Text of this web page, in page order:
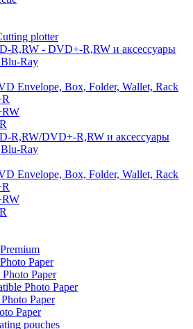
plotter
R,RW - DVD+-R,RW и аксессуары
Ray
Envelope, Box, Folder, Wallet, Rack
R,RW/DVD+-R,RW и аксессуары
Ray
Envelope, Box, Folder, Wallet, Rack
Paper
Paper
Photo Paper
Paper
Paper
pouches